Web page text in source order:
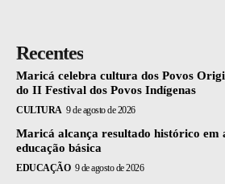
Recentes
Maricá celebra cultura dos Povos
do II Festival dos Povos Indígenas
CULTURA 9 de agosto de 2026
Maricá alcança resultado histórico em
educação básica
EDUCAÇÃO 9 de agosto de 2026